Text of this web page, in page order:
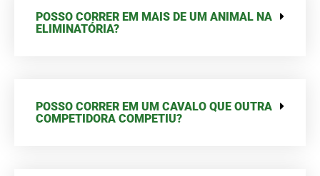
POSSO CORRER EM MAIS DE UM ANIMAL NA
ELIMINATÓRIA?
POSSO CORRER EM UM CAVALO QUE OUTRA
COMPETIDORA COMPETIU?